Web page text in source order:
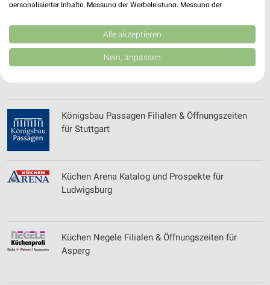
für Freudenstadt
Kölle Zoo - aktueller Prospekt mit Angeboten für
Karlsruhe
Königsbau Passagen Filialen & Öffnungszeiten
für Stuttgart
Küchen Arena Katalog und Prospekte für
Ludwigsburg
Küchen Negele Filialen & Öffnungszeiten für
Asperg
personalisierter Inhalte. Messung der Werbeleistung. Messung der
Kombinationen von Daten aus verschiedenen Quellen. Entwicklung und
Verbesserung der Angebote. Verwendung reduzierter Daten zur Auswahl
von Inhalten.
Daten können außerhalb der Europäischen Union weitergegeben und in die
USA gesendet werden.
Website/App.
Wir nutzen Ihre Daten für folgende Zwecke:
IAB-Verarbeitungszwecke:
Speichern von oder Zugriff auf Informationen
Verwendung reduzierter Daten zur Auswahl von
Werbeanzeigen
Werbung
Verwendung von Profilen zur Auswahl
Alle akzeptieren
Nein, anpassen